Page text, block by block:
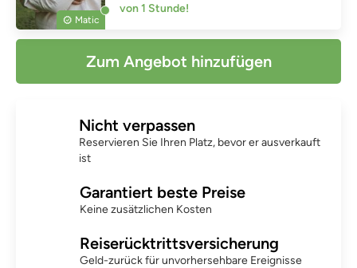
Matic
von 1 Stunde!
Zum Angebot hinzufügen
Nicht verpassen
Reservieren Sie Ihren Platz, bevor er ausverkauft
ist
Garantiert beste Preise
Keine zusätzlichen Kosten
Reiserücktrittsversicherung
Geld-zurück für unvorhersehbare Ereignisse